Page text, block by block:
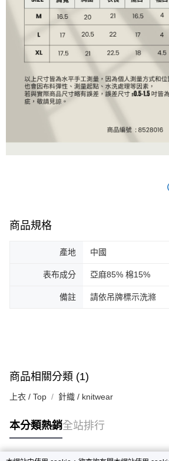
商品規格
產地 中國
表布成分 亞麻85% 棉15%
備註 請依吊牌標示洗滌
商品相關分類 (1)
上衣 / Top 針織 / knitwear
本分類熱銷全站排行